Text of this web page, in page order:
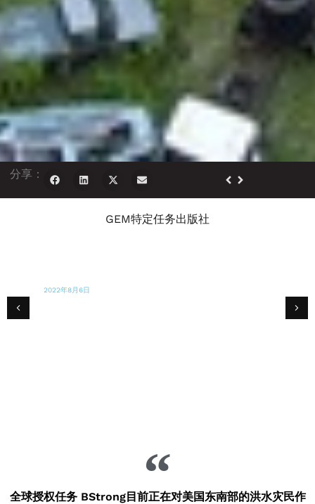
分享：
GEM特定任务出版社
全球授权任务 BStrong目前正在对美国东南部的洪水灾民作